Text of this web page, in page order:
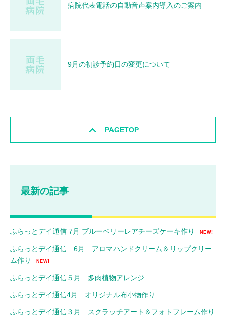
病院代表電話の自動音声案内導入のご案内
9月の初診予約日の変更について
PAGETOP
最新の記事
ふらっとデイ通信 7月 ブルーベリーレアチーズケーキ作り NEW!
ふらっとデイ通信 6月 アロマハンドクリーム＆リップクリー
ム作り
NEW!
ふらっとデイ通信５月 多肉植物アレンジ
ふらっとデイ通信4月 オリジナル布小物作り
ふらっとデイ通信３月 スクラッチアート＆フォトフレーム作り